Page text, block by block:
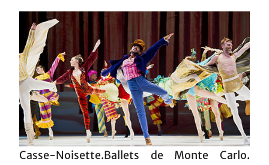
Casse-Noisette.Ballets de Monte Carlo.